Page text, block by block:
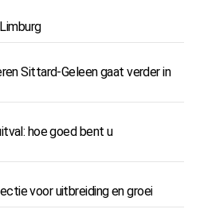
Sittard-Geleen gaat verder in
hoe goed bent u
voor uitbreiding en groei